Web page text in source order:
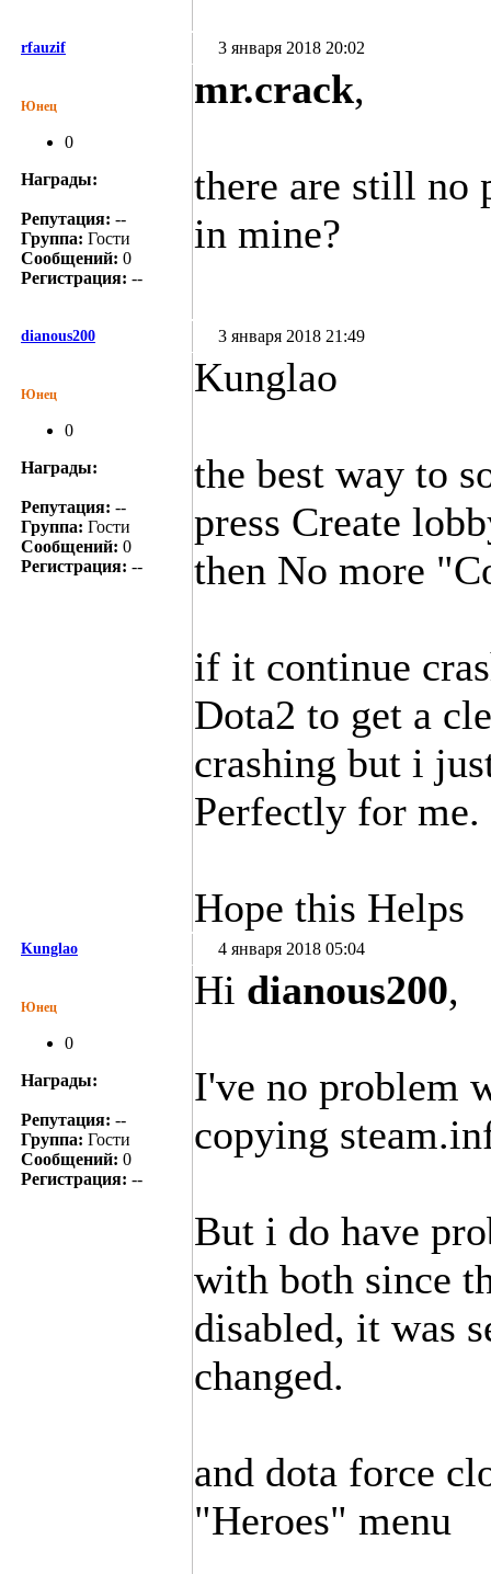
rfauzif 3 января 2018 20:02
Юнец
0
Награды:
Репутация: --
Группа: Гости
Сообщений: 0
Регистрация: --
mr.crack,
there are still no
in mine?
dianous200 3 января 2018 21:49
Юнец
0
Награды:
Репутация: --
Группа: Гости
Сообщений: 0
Регистрация: --
Kunglao
the best way to
press Create
then No more
if it continue
Dota2 to get a
crashing but i
Perfectly for me.
Hope this Helps
Kunglao 4 января 2018 05:04
Юнец
0
Награды:
Репутация: --
Группа: Гости
Сообщений: 0
Регистрация: --
Hi dianous200,
I've no problem
copying
But i do have
with both since
disabled, it was
changed.
and dota force
"Heroes" menu